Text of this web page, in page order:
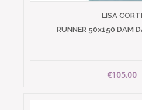
LISA CORTI
RUNNER 50x150 DAM
€105.00